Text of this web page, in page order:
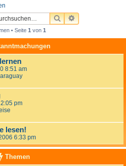
SUCHEERWEITERTE
• Seite 1 von 1
8:51 am
pm
lesen!
6:33 pm
Themen